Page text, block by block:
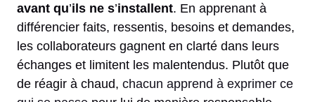
avant qu’ils ne s’installent. En apprenant à
différencier faits, ressentis, besoins et demandes,
les collaborateurs gagnent en clarté dans leurs
échanges et limitent les malentendus. Plutôt que
de réagir à chaud, chacun apprend à exprimer ce